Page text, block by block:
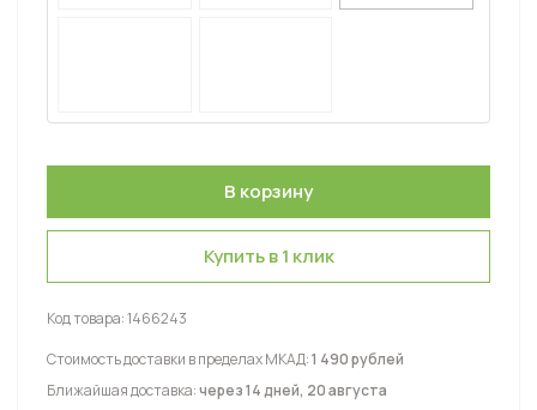
Купить в 1 клик
Код товара:1466243
Стоимость доставки в пределах МКАД:1 490 рублей
Ближайшая доставка:через 14 дней, 20 августа